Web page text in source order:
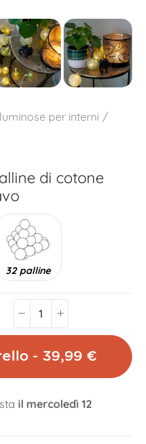
per interni
di cotone
32 palline
- 39,99 €
il mercoledì 12